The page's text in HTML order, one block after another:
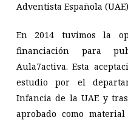
Adventista Española
En 2014 tuvimos la
financiación para
Aula7activa. Esta
estudio por el
Infancia de la UAE y
aprobado como